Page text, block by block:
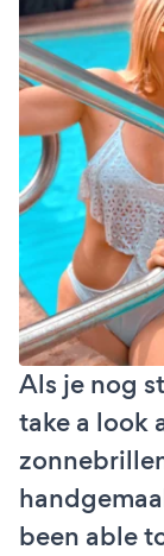
Als je nog
take a look
been able